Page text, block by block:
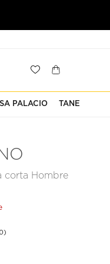
PALACIO TANE
corta Hombre